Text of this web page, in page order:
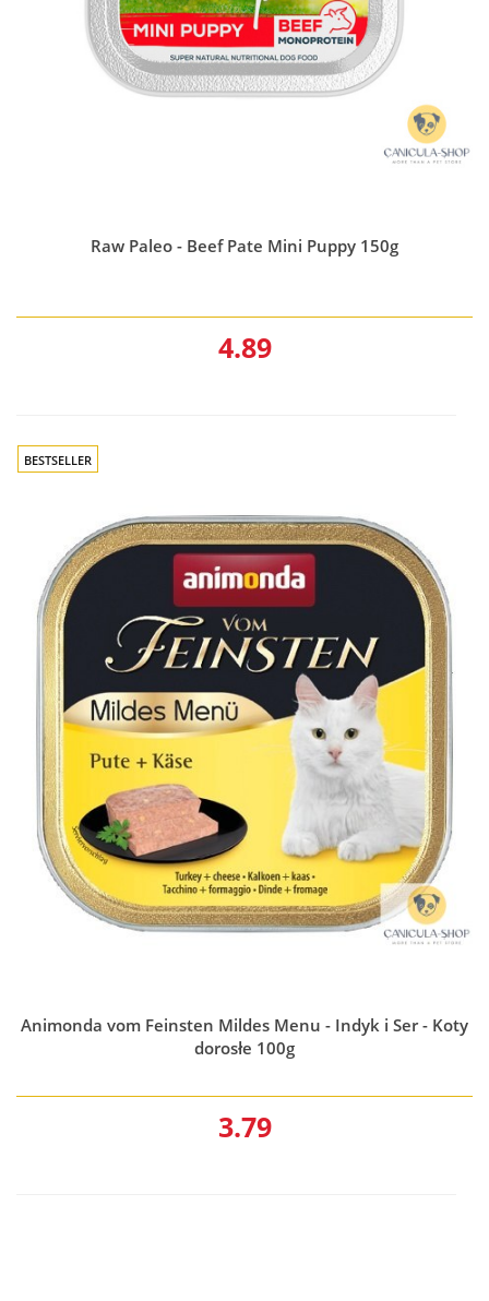
Raw Paleo - Beef Pate Mini Puppy 150g
4.89
BESTSELLER
Animonda vom Feinsten Mildes Menu - Indyk i Ser - Koty
dorosłe 100g
3.79